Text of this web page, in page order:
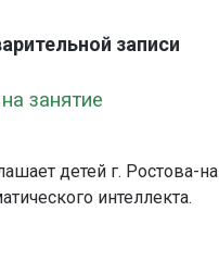
записи
занятие
детей г. Ростова-
интеллекта.